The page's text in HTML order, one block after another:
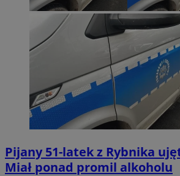
Pijany 51-latek z Rybnika
Miał ponad promil alkoholu